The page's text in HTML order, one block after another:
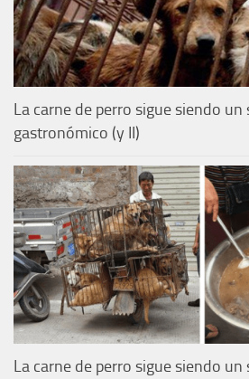
La carne de perro sigue siendo un
gastronómico (y II)
La carne de perro sigue siendo un